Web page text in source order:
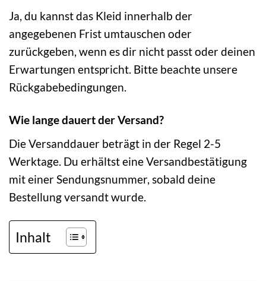
Ja, du kannst das Kleid innerhalb der
angegebenen Frist umtauschen oder
zurückgeben, wenn es dir nicht passt oder deinen
Erwartungen entspricht. Bitte beachte unsere
Rückgabebedingungen.
Wie lange dauert der Versand?
Die Versanddauer beträgt in der Regel 2-5
Werktage. Du erhältst eine Versandbestätigung
mit einer Sendungsnummer, sobald deine
Bestellung versandt wurde.
Inhalt